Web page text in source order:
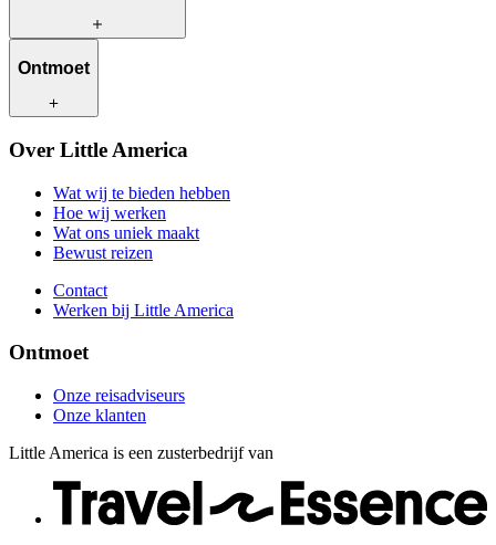
Wat wij te bieden hebben
Wat ons uniek maakt
Contact
Werken bij Little America
Ontmoet
Onze reisadviseurs
Over Little America
Wat wij te bieden hebben
Hoe wij werken
Wat ons uniek maakt
Bewust reizen
Contact
Werken bij Little America
Ontmoet
Onze reisadviseurs
Onze klanten
Little America is een zusterbedrijf van